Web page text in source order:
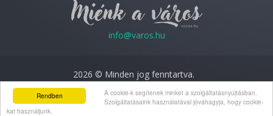
Rendben
A cookie-k segítenek minket a szolgáltatásnyújtásban.
Szolgáltatásaink használatával jóváhagyja, hogy cookie-
kat használjunk.
info@varos.hu
2026 © Minden jog fenntartva.
Adatkezelési nyilatkozat